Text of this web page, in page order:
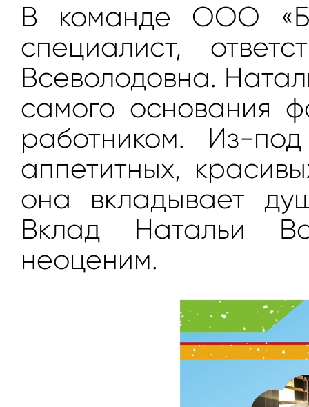
В команде ООО
специалист,
Всеволодовна.
самого основания
работником. Из-
аппетитных,
она вкладывает
Вклад Натальи
неоценим.